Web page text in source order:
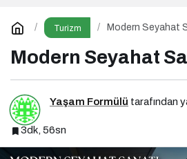
Turizm Modern Seyahat
Modern Seyahat
Yaşam Formülü tarafından
3dk, 56sn